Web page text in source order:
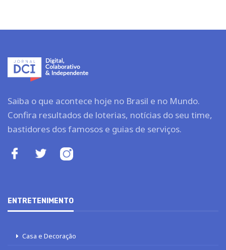
Saiba o que acontece hoje no Brasil e no Mundo.
Confira resultados de loterias, notícias do seu time,
bastidores dos famosos e guias de serviços.
ENTRETENIMENTO
Casa e Decoração